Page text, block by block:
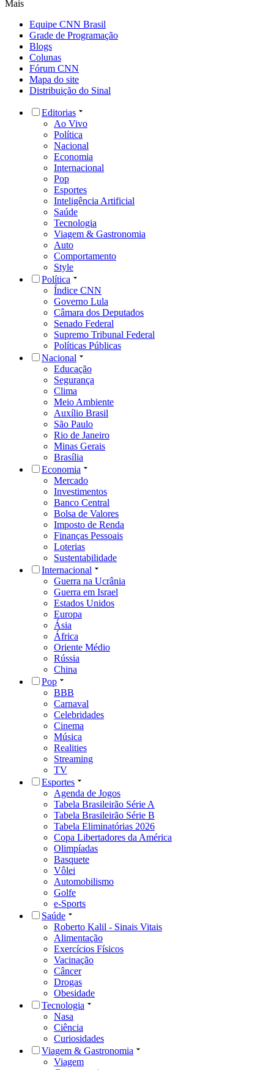
Mais
Equipe CNN Brasil
Grade de Programação
Blogs
Colunas
Fórum CNN
Mapa do site
Distribuição do Sinal
Editorias
Ao Vivo
Política
Nacional
Economia
Internacional
Pop
Esportes
Inteligência Artificial
Saúde
Tecnologia
Viagem & Gastronomia
Auto
Comportamento
Style
Política
Índice CNN
Governo Lula
Câmara dos Deputados
Senado Federal
Supremo Tribunal Federal
Políticas Públicas
Nacional
Educação
Segurança
Clima
Meio Ambiente
Auxílio Brasil
São Paulo
Rio de Janeiro
Minas Gerais
Brasília
Economia
Mercado
Investimentos
Banco Central
Bolsa de Valores
Imposto de Renda
Finanças Pessoais
Loterias
Sustentabilidade
Internacional
Guerra na Ucrânia
Guerra em Israel
Estados Unidos
Europa
Ásia
África
Oriente Médio
Rússia
China
Pop
BBB
Carnaval
Celebridades
Cinema
Música
Realities
Streaming
TV
Esportes
Agenda de Jogos
Tabela Brasileirão Série A
Tabela Brasileirão Série B
Tabela Eliminatórias 2026
Copa Libertadores da América
Olimpíadas
Basquete
Vôlei
Automobilismo
Golfe
e-Sports
Saúde
Roberto Kalil - Sinais Vitais
Alimentação
Exercícios Físicos
Vacinação
Câncer
Drogas
Obesidade
Tecnologia
Nasa
Ciência
Curiosidades
Viagem & Gastronomia
Viagem